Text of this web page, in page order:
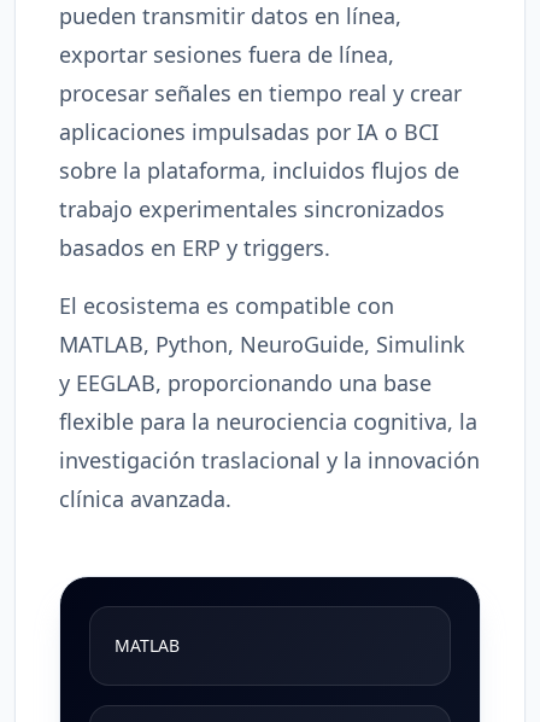
MATLAB
pueden transmitir datos en línea,
exportar sesiones fuera de línea,
procesar señales en tiempo real y crear
aplicaciones impulsadas por IA o BCI
sobre la plataforma, incluidos flujos de
trabajo experimentales sincronizados
basados en ERP y triggers.
El ecosistema es compatible con
MATLAB, Python, NeuroGuide, Simulink
y EEGLAB, proporcionando una base
flexible para la neurociencia cognitiva, la
investigación traslacional y la innovación
clínica avanzada.